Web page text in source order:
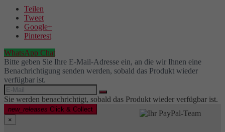
Teilen
Tweet
Google+
Pinterest
WhatsApp Chat
Bitte geben Sie Ihre E-Mail-Adresse ein, an die wir Ihnen eine
Benachrichtigung senden werden, sobald das Produkt wieder
verfügbar ist.
Sie werden benachrichtigt, sobald das Produkt wieder verfügbar ist.
new_releases Click & Collect
×